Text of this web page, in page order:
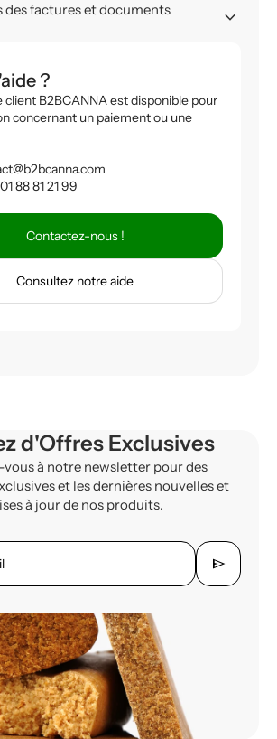
?
client B2BCANNA est disponible pour
concernant un paiement ou une
01 88 81 21 99
Contactez-nous !
Consultez notre aide
des factures et documents
keyboard_arrow_down
d'Offres Exclusives
à notre newsletter pour des
et les dernières nouvelles et
à jour de nos produits.
send